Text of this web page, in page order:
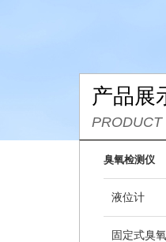
产品展
PRODUCT
臭氧检测仪
液位计
固定式臭